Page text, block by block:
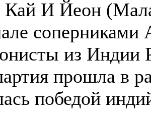
И Йеон
соперниками
из Индии
прошла в
победой